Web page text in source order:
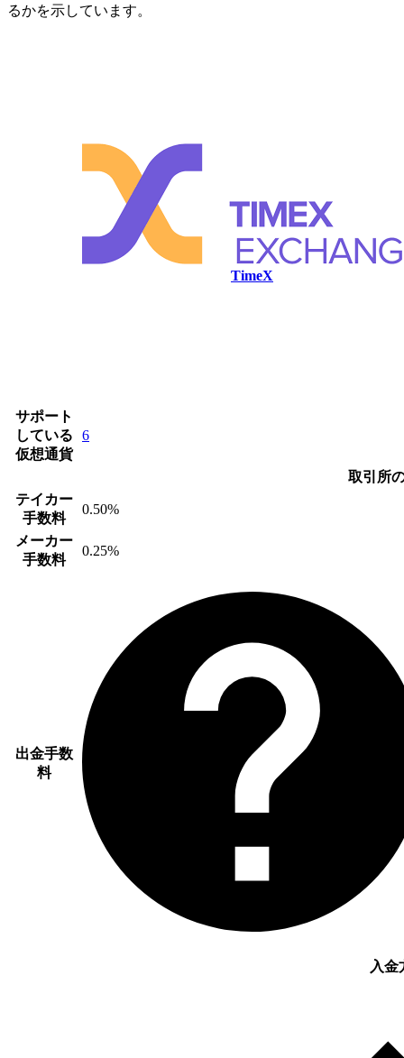
るかを示しています。
TimeX
サポート
している
仮想通貨
6
取引所
テイカー
手数料
0.50%
メーカー
手数料
0.25%
出金手数
料
入金